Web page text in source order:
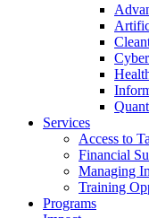
Services
Access to
Financial
Managing
Training
Programs